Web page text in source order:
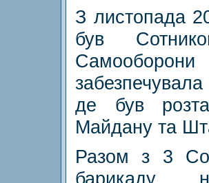
З листопада
був
де був
Майдану та
Разом з 3
барикаду